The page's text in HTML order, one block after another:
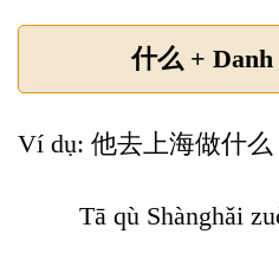
什么 +
Ví dụ: 他去上海做什么
Tā qù Shànghǎi